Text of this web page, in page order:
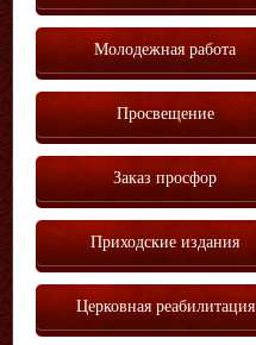
Молодежная работа
Просвещение
Заказ просфор
Приходские издания
Церковная реабилитация